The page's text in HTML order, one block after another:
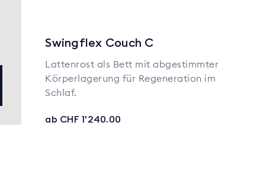
Swingflex Couch C
Lattenrost als Bett mit abgestimmter
Körperlagerung für Regeneration im
Schlaf.
ab CHF 1'240.00